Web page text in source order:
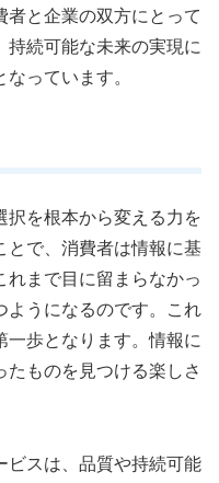
者と企業の双方にとって
持続可能な未来の実現に
っています。
択を根本から変える力を
とで、消費者は情報に基
れまで目に留まらなかっ
ようになるのです。これ
一歩となります。情報に
たものを見つける楽しさ
ビスは、品質や持続可能